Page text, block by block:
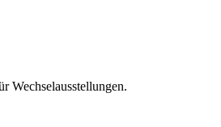
Wechselausstellungen.